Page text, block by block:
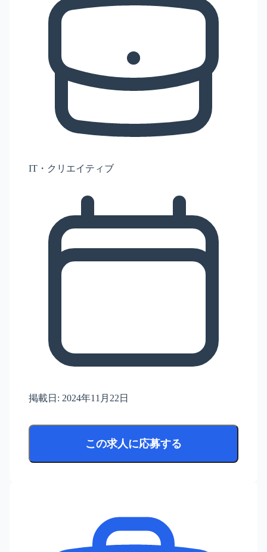
IT・クリエイティブ
掲載日: 2024年11月22日
この求人に応募する